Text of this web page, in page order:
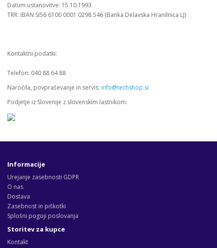
Datum ustanovitve: 15.10.1993
TRR: IBAN SI56 6100 0001 0298 546 (Banka Delavska Hranilnica LJ)
Kontaktni podatki:
Telefon: 040 88 64 88
Naročila, povpraševanje in servis: info@techshop.si
Podjetje iz Slovenije z slovenskim lastnikom.
Informacije
Urejanje zasebnosti GDPR
O nas
Dostava
Zasebnost in piškotki
Splošni pogoji poslovanja
Storitev za kupce
Kontakt